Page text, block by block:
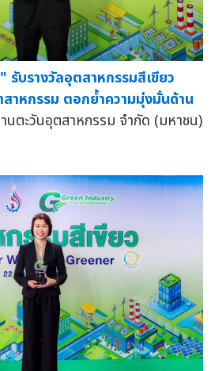
บรางวัลอุตสาหกรรมสีเขียว
สาหกรรม ตอกย้ำความมุ่งมั่นด้าน
ตะวันอุตสาหกรรม จำกัด (มหาชน)